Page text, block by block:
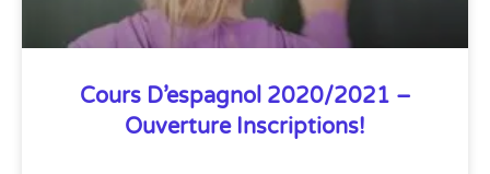
Cours D’espagnol 2020/2021 –
Ouverture Inscriptions!